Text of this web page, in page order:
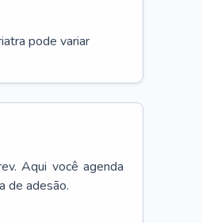
pode variar
Aqui você agenda
de adesão.